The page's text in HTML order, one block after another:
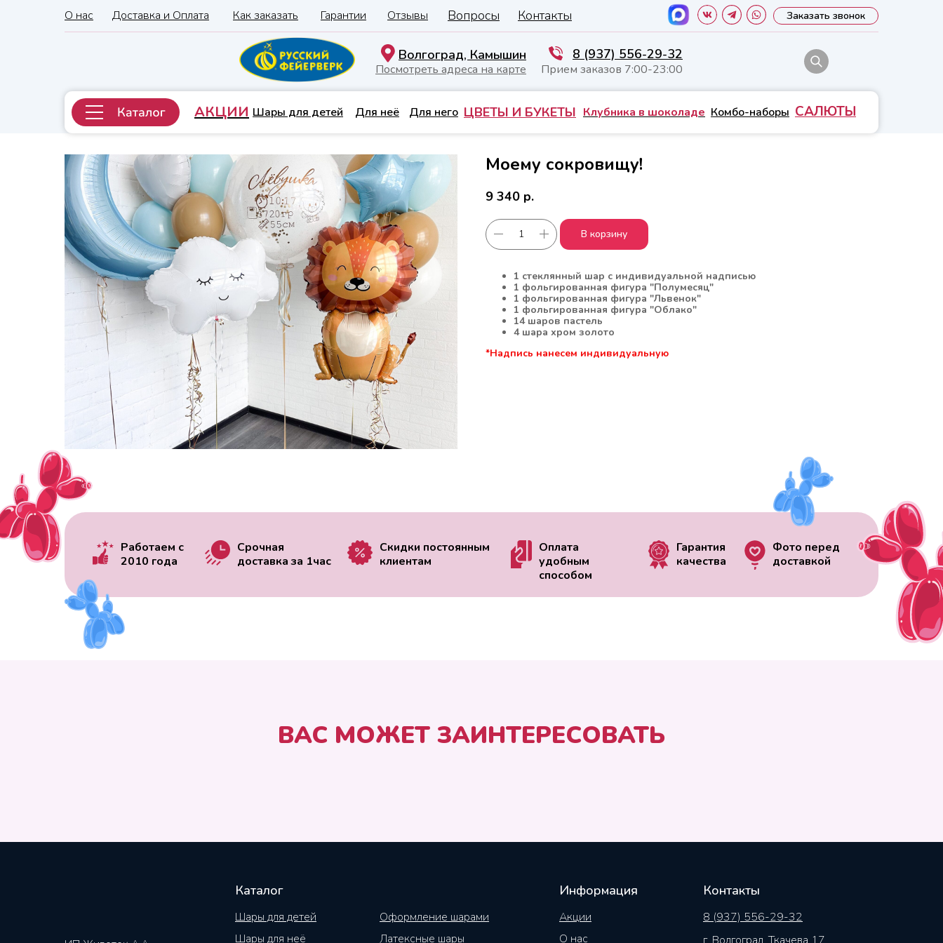
О нас Доставка и Оплата Как заказать Гарантии Отзывы Вопросы
8 (937) 556-29-32
Прием заказов 7:00-23:00
Заказать звонок
Волгоград, Камышин
АКЦИИ Шары для детей Для неё ЦВЕТЫ И БУКЕТЫ Клубника в шоколаде Комбо-наборы
Для него САЛЮТЫ
Контакты
Посмотреть адреса на карте
Моему сокровищу!
9 340 р.
В корзину
1 стеклянный шар с индивидуальной надписью
1 фольгированная фигура "Полумесяц"
1 фольгированная фигура "Львенок"
1 фольгированная фигура "Облако"
14 шаров пастель
4 шара хром золото
*Надпись нанесем индивидуальную
Работаем с
2010 года
Срочная
доставка за 1час
Скидки постоянным
клиентам
Оплата
удобным
способом
Гарантия
качества
Фото перед
доставкой
ВАС МОЖЕТ ЗАИНТЕРЕСОВАТЬ
Каталог
Шары для детей
Шары для неё
Оформление шарами
Латексные шары
Информация
Акции
О нас
Контакты
8 (937) 556-29-32